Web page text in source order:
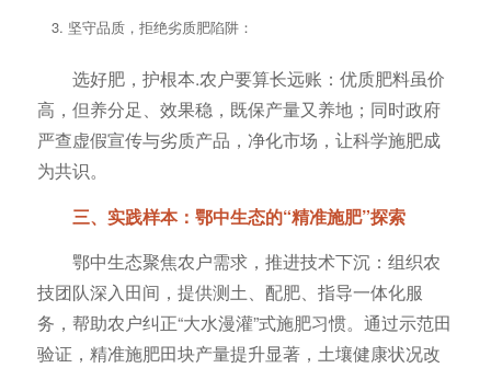
坚守品质，拒绝劣质肥陷阱：
选好肥，护根本.农户要算长远账：优质肥料虽价
高，但养分足、效果稳，既保产量又养地；同时政府
严查虚假宣传与劣质产品，净化市场，让科学施肥成
为共识。
三、实践样本：鄂中生态的“精准施肥”探索
鄂中生态聚焦农户需求，推进技术下沉：组织农
技团队深入田间，提供测土、配肥、指导一体化服
务，帮助农户纠正“大水漫灌”式施肥习惯。通过示范田
验证，精准施肥田块产量提升显著，土壤健康状况改